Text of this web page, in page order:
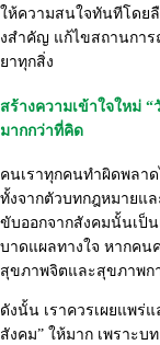
ให้ความสนใจทันทีโดย
งสำคัญ แก้ไขสถานการ
ยาทุกสิ่ง
สร้างความเข้าใจใหม่
มากกว่าที่คิด
คนเราทุกคนทำผิดพลา
ทั้งจากตัวบทกฎหมายแ
ขับออกจากสังคมนั้นเป็น
บาดแผลทางใจ หากคน
สุขภาพจิตและสุขภาพก
ดังนั้น เราควรเผยแพร่
สังคม” ให้มาก เพราะบ